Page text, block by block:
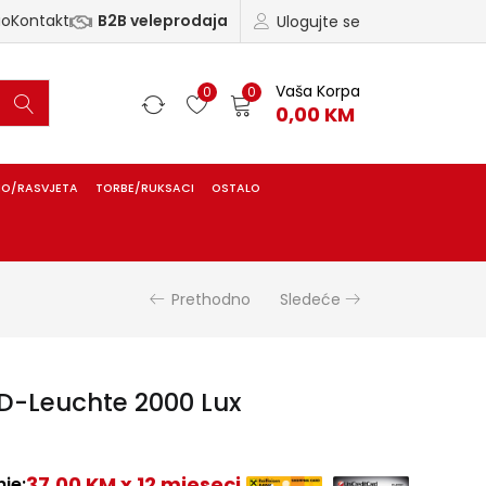
Ulogujte se
Kontakt B2B veleprodaja
0 0 Vaša Korpa
0,00 KM
RASVJETA TORBE/RUKSACI OSTALO
Prethodno Sledeće
Leuchte 2000 Lux